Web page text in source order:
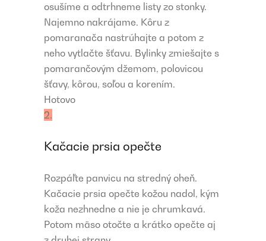
osušíme a odtrhneme listy zo stonky.
Najemno nakrájame. Kôru z
pomaranača nastrúhajte a potom z
neho vytlačte šťavu. Bylinky zmiešajte s
pomarančovým džemom, polovicou
šťavy, kôrou, soľou a korením.
Hotovo
2.
Kačacie prsia opečte
Rozpáľte panvicu na stredný oheň.
Kačacie prsia opečte kožou nadol, kým
koža nezhnedne a nie je chrumkavá.
Potom mäso otočte a krátko opečte aj